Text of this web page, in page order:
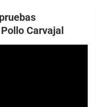
Carvajal